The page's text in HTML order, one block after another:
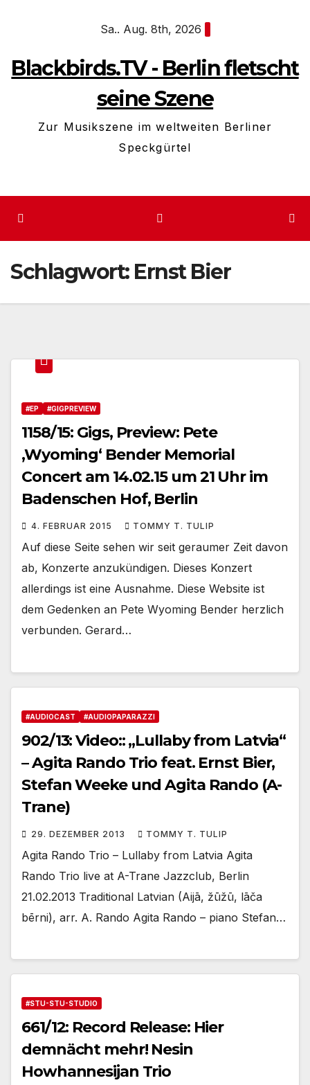
Sa.. Aug. 8th, 2026
Blackbirds.TV - Berlin fletscht
seine Szene
Zur Musikszene im weltweiten Berliner
Speckgürtel
Schlagwort: Ernst Bier
#EP #GIGPREVIEW
1158/15: Gigs, Preview: Pete
‚Wyoming‘ Bender Memorial
Concert am 14.02.15 um 21 Uhr im
Badenschen Hof, Berlin
4. FEBRUAR 2015 TOMMY T. TULIP
Auf diese Seite sehen wir seit geraumer Zeit davon
ab, Konzerte anzukündigen. Dieses Konzert
allerdings ist eine Ausnahme. Diese Website ist
dem Gedenken an Pete Wyoming Bender herzlich
verbunden. Gerard…
#AUDIOCAST #AUDIOPAPARAZZI
902/13: Video:: „Lullaby from Latvia“
– Agita Rando Trio feat. Ernst Bier,
Stefan Weeke und Agita Rando (A-
Trane)
29. DEZEMBER 2013 TOMMY T. TULIP
Agita Rando Trio – Lullaby from Latvia Agita
Rando Trio live at A-Trane Jazzclub, Berlin
21.02.2013 Traditional Latvian (Aijā, žūžū, lāča
bērni), arr. A. Rando Agita Rando – piano Stefan…
#STU-STU-STUDIO
661/12: Record Release: Hier
demnächt mehr! Nesin
Howhannesijan Trio